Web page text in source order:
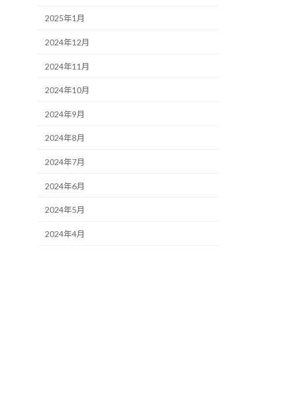
2025年1月
2024年12月
2024年11月
2024年10月
2024年9月
2024年8月
2024年7月
2024年6月
2024年5月
2024年4月